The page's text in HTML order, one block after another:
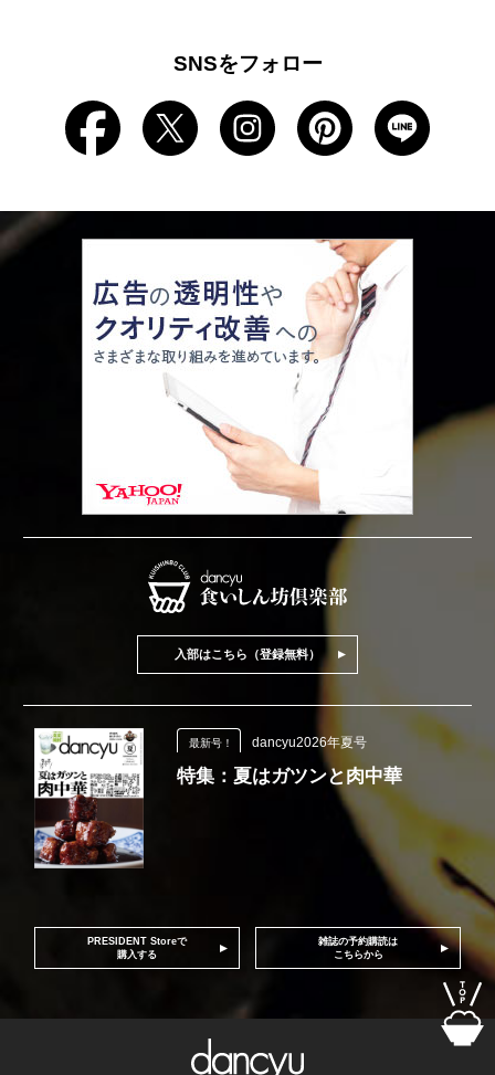
SNSをフォロー
入部はこちら（登録無料）
最新号！ dancyu2026年夏号
特集：夏はガツンと肉中華
PRESIDENT Storeで
購入する
雑誌の予約購読は
こちらから